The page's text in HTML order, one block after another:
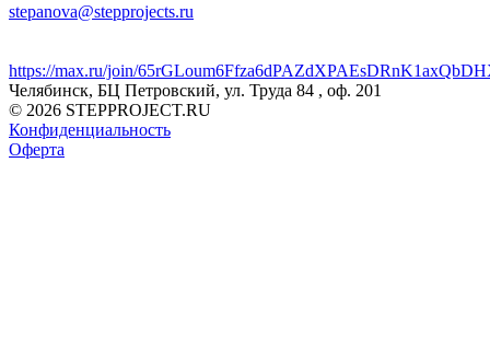
stepanova@stepprojects.ru
https://max.ru/join/
Челябинск, БЦ Петровский, ул. Труда 84 , оф. 201
© 2026 STEPPROJECT.RU
Конфиденциальность
Оферта